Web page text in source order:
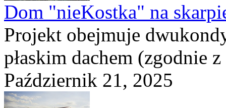
Dom "nieKostka" na
Projekt obejmuje
płaskim dachem (zgodnie
Październik 21, 2025